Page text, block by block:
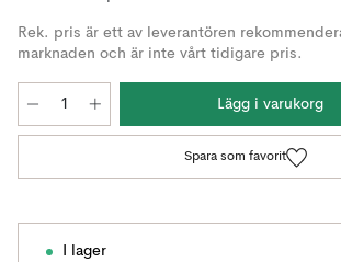
Rek. pris är ett av leverantören
marknaden och är inte vårt tidigare pris.
Lägg i varukorg
Spara som favorit
I lager